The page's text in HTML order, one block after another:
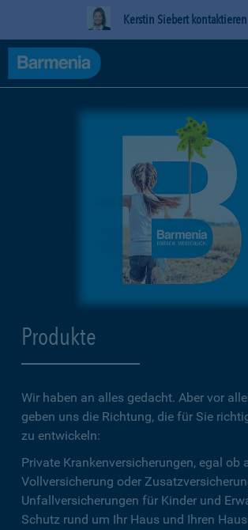
Kerstin Siebert kontaktieren
Produkte
Wir haben an alles gedacht. Aber vor
geben uns die Richtung, die für Sie
zu entwickeln:
Private Krankenversicherungen, egal ob
Vollversicherung oder
Unfallversicherungen für Kinder und
Schutz rund um Ihr Haus und Ihren